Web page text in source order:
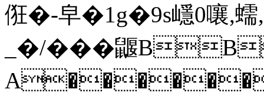
俇�-皁�1g�9s嶾0嚷,
_�/�� �鼴